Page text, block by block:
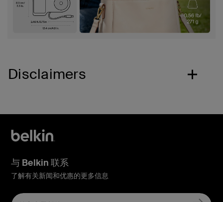
Disclaimers
与 Belkin 联系
了解有关新闻和优惠的更多信息